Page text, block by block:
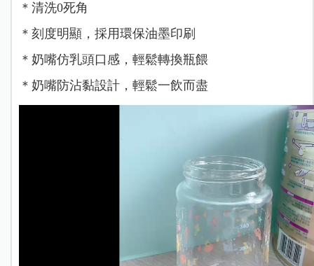
️＊清洗0死角
️＊刻度明顯，採用環保油墨印刷
＊奶嘴仿乳頭口感，輕鬆轉換瓶餵
️＊奶嘴防沾黏設計，輕鬆一飲而盡